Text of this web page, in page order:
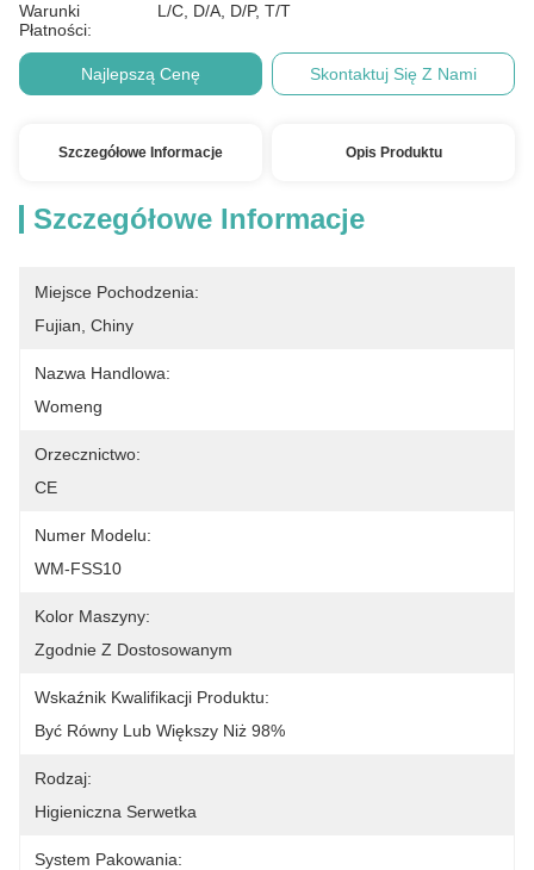
Warunki
Płatności:
L/C, D/A, D/P, T/T
Najlepszą Cenę Skontaktuj Się Z Nami
Szczegółowe Informacje Opis Produktu
Szczegółowe Informacje
Miejsce Pochodzenia:
Fujian, Chiny
Nazwa Handlowa:
Womeng
Orzecznictwo:
CE
Numer Modelu:
WM-FSS10
Kolor Maszyny:
Zgodnie Z Dostosowanym
Wskaźnik Kwalifikacji Produktu:
Być Równy Lub Większy Niż 98%
Rodzaj:
Higieniczna Serwetka
System Pakowania: